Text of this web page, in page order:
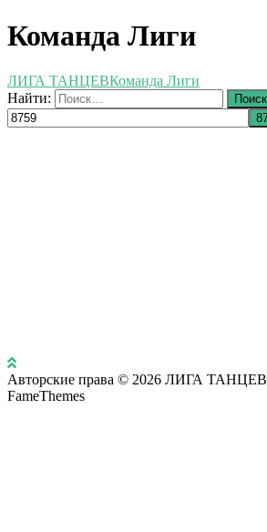
Команда Лиги
ЛИГА ТАНЦЕВКоманда Лиги
Найти:
Авторские права © 2026 ЛИГА ТАНЦЕВ
FameThemes